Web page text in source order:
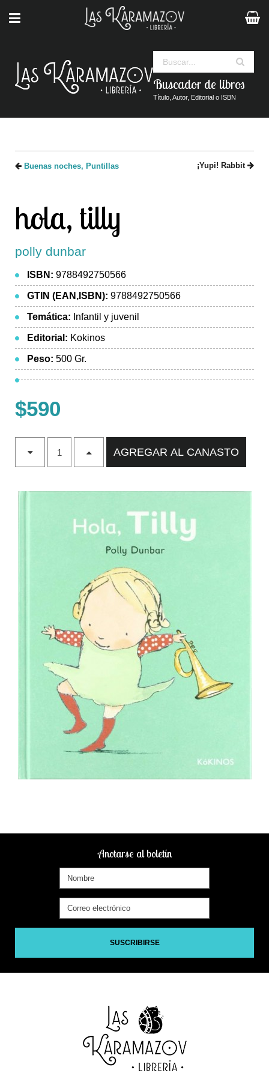
Buscador de libros
Título, Autor, Editorial o ISBN
Buenas noches, Puntillas ¡Yupi! Rabbit
hola, tilly
polly dunbar
ISBN: 9788492750566
GTIN (EAN,ISBN): 9788492750566
Temática: Infantil y juvenil
Editorial: Kokinos
Peso: 500 Gr.
$590
AGREGAR AL CANASTO
Anotarse al boletín
SUSCRIBIRSE